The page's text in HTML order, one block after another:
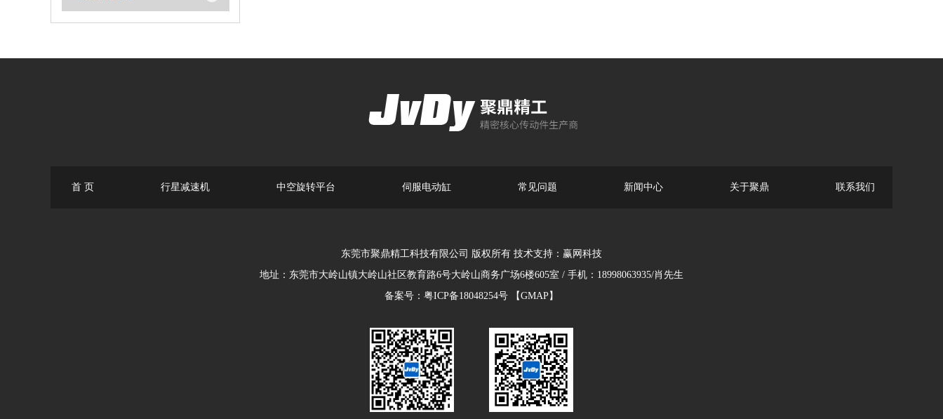
首 页 行星减速机 中空旋转平台 伺服电动缸 常见问题 新闻中心 关于聚鼎 联系我们
东莞市聚鼎精工科技有限公司 版权所有 技术支持： 赢网科技
地址：东莞市大岭山镇大岭山社区教育路6号大岭山商务广场6楼605室 / 手机：18998063935/肖先生
备案号： 粤ICP备18048254号 【GMAP】